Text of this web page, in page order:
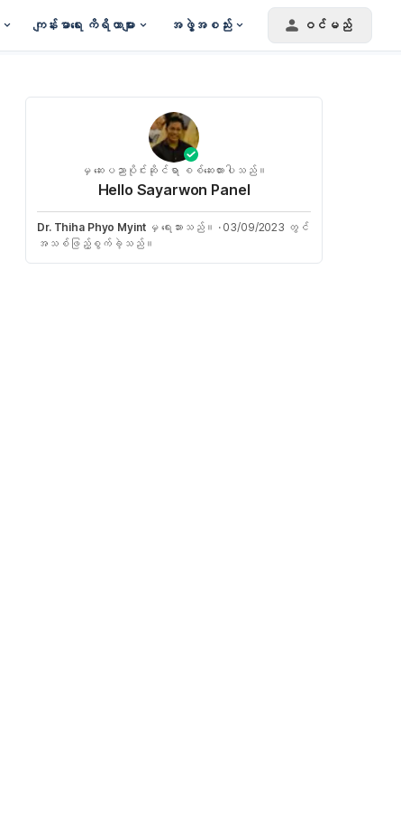
ကျန်းမာရေး ကိရိယာများ အဖွဲ့အစည်း ဝင်မည်
မှ ဆေးပညာပိုင်းဆိုင်ရာ စစ်ဆေးထားပါသည်။
Hello Sayarwon Panel
Dr. Thiha Phyo Myintမှ ရေးသားသည်။ · 03/09/2023 တွင်
အသစ်ဖြည့်စွက်ခဲ့သည်။